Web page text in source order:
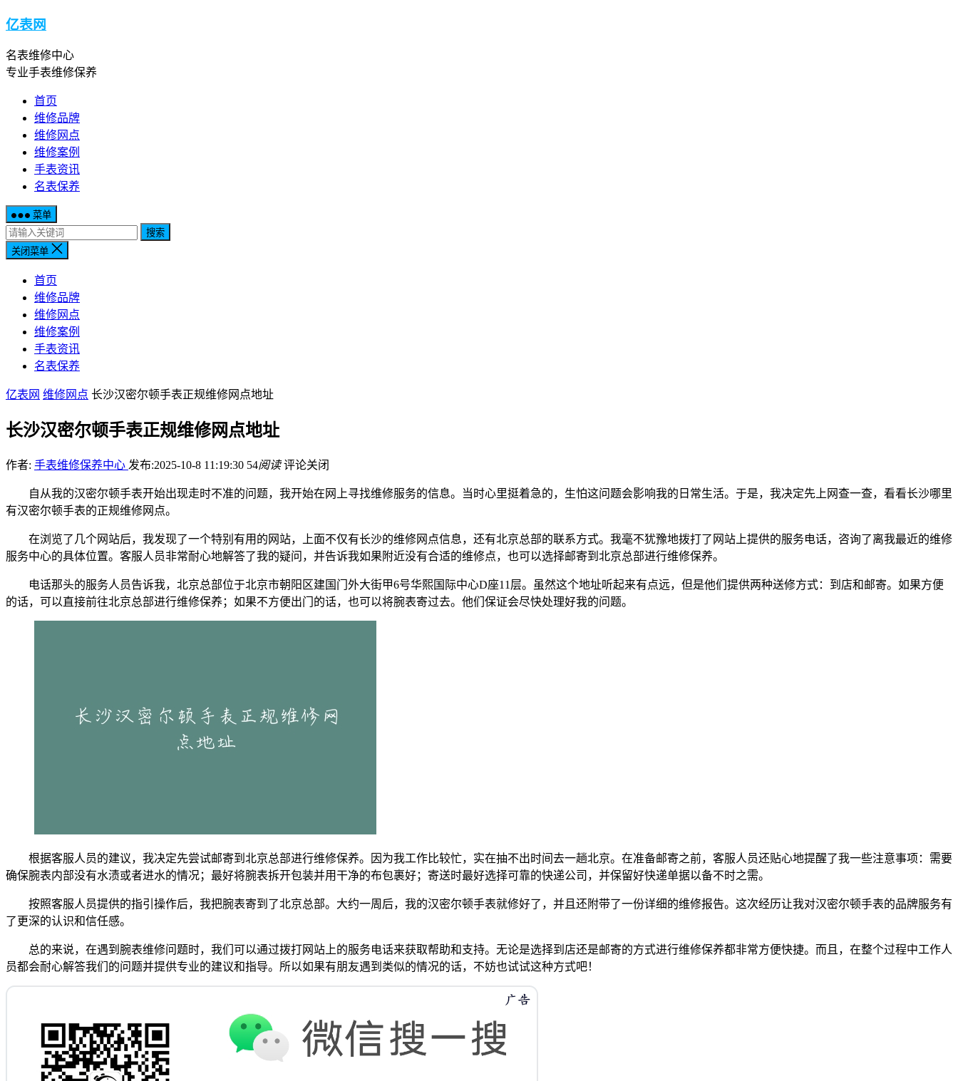
亿表网
名表维修中心
专业手表维修保养
首页
维修品牌
维修网点
维修案例
手表资讯
名表保养
菜单
搜索
关闭菜单
首页
维修品牌
维修网点
维修案例
手表资讯
名表保养
亿表网 维修网点 长沙汉密尔顿手表正规维修网点地址
长沙汉密尔顿手表正规维修网点地址
作者: 手表维修保养中心 发布:2025-10-8 11:19:30 54阅读 评论关闭
自从我的汉密尔顿手表开始出现走时不准的问题，我开始在网上寻找维修服务的信息。当时心里挺着急的，生怕这问题会影响我的日常生活。于是，我决定先上网查一查，看看长沙哪里
有汉密尔顿手表的正规维修网点。
在浏览了几个网站后，我发现了一个特别有用的网站，上面不仅有长沙的维修网点信息，还有北京总部的联系方式。我毫不犹豫地拨打了网站上提供的服务电话，咨询了离我最近的维修
服务中心的具体位置。客服人员非常耐心地解答了我的疑问，并告诉我如果附近没有合适的维修点，也可以选择邮寄到北京总部进行维修保养。
电话那头的服务人员告诉我，北京总部位于北京市朝阳区建国门外大街甲6号华熙国际中心D座11层。虽然这个地址听起来有点远，但是他们提供两种送修方式：到店和邮寄。如果方便
的话，可以直接前往北京总部进行维修保养；如果不方便出门的话，也可以将腕表寄过去。他们保证会尽快处理好我的问题。
根据客服人员的建议，我决定先尝试邮寄到北京总部进行维修保养。因为我工作比较忙，实在抽不出时间去一趟北京。在准备邮寄之前，客服人员还贴心地提醒了我一些注意事项：需要
确保腕表内部没有水渍或者进水的情况；最好将腕表拆开包装并用干净的布包裹好；寄送时最好选择可靠的快递公司，并保留好快递单据以备不时之需。
按照客服人员提供的指引操作后，我把腕表寄到了北京总部。大约一周后，我的汉密尔顿手表就修好了，并且还附带了一份详细的维修报告。这次经历让我对汉密尔顿手表的品牌服务有
了更深的认识和信任感。
总的来说，在遇到腕表维修问题时，我们可以通过拨打网站上的服务电话来获取帮助和支持。无论是选择到店还是邮寄的方式进行维修保养都非常方便快捷。而且，在整个过程中工作人
员都会耐心解答我们的问题并提供专业的建议和指导。所以如果有朋友遇到类似的情况的话，不妨也试试这种方式吧！